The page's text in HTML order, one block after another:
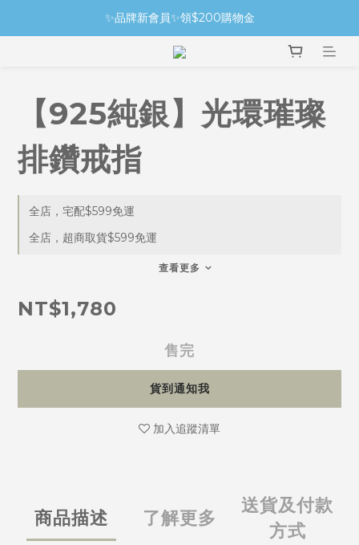
✨品牌新會員✨領$200購物金
【925純銀】光環璀璨
排鑽戒指
全店，宅配$599免運
全店，超商取貨$599免運
查看更多
NT$1,780
售完
貨到通知我
加入追蹤清單
商品描述 了解更多
送貨及付款
方式